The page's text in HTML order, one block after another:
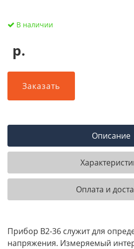
В наличии
р.
Заказать
Описание
Оплата и
Прибор В2-36 служит для
напряжения. Измеряемый